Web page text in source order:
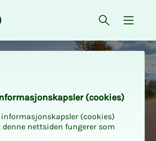
Åpne søk
{
(cookies)
informasjonskapsler (cookies)
denne nettsiden fungerer som